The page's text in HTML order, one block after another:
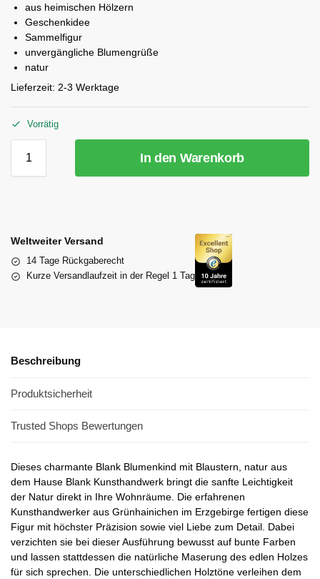
aus heimischen Hölzern
Geschenkidee
Sammelfigur
unvergängliche Blumengrüße
natur
Lieferzeit: 2-3 Werktage
Vorrätig
In den Warenkorb
Weltweiter Versand
14 Tage Rückgaberecht
Kurze Versandlaufzeit in der Regel 1 Tag
Beschreibung
Produktsicherheit
Trusted Shops Bewertungen
Dieses charmante Blank Blumenkind mit Blaustern, natur aus
dem Hause Blank Kunsthandwerk bringt die sanfte Leichtigkeit
der Natur direkt in Ihre Wohnräume. Die erfahrenen
Kunsthandwerker aus Grünhainichen im Erzgebirge fertigen diese
Figur mit höchster Präzision sowie viel Liebe zum Detail. Dabei
verzichten sie bei dieser Ausführung bewusst auf bunte Farben
und lassen stattdessen die natürliche Maserung des edlen Holzes
für sich sprechen. Die unterschiedlichen Holztöne verleihen dem